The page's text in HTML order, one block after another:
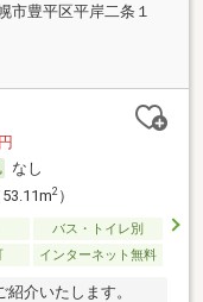
市豊平区平岸二条１
なし
2）
バス・トイレ別
インターネット無料
介いたします。